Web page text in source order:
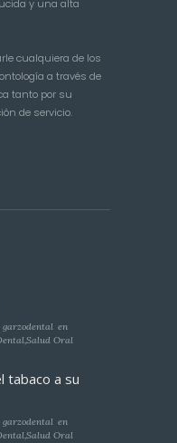
y una alta
cualquiera de los
a través de
tanto por su
de servicio.
garzodental en
,Salud Oral
tabaco a su
garzodental en
,Salud Oral